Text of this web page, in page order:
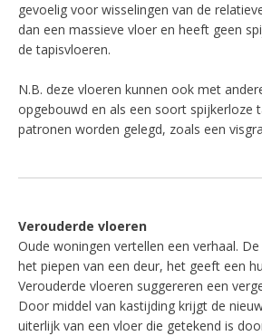
gevoelig voor wisselingen van de
dan een massieve vloer en heeft geen
de tapisvloeren.
N.B. deze vloeren kunnen ook met
opgebouwd en als een soort spijkerloze
patronen worden gelegd, zoals een
Verouderde vloeren
Oude woningen vertellen een verhaal.
het piepen van een deur, het geeft een
Verouderde vloeren suggereren een
Door middel van kastijding krijgt de
uiterlijk van een vloer die getekend is